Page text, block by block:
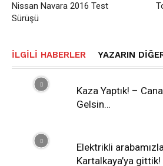
Nissan Navara 2016 Test
Sürüşü
İLGILI HABERLER YAZARIN
Kaza Yaptık! –
Gelsin…
Elektrikli
Kartalkaya’ya gittik!